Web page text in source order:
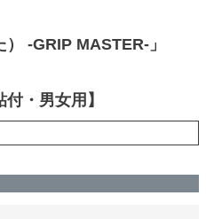
） -GRIP MASTER-」
・男女用】